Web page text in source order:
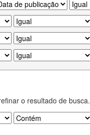
o resultado de busca.